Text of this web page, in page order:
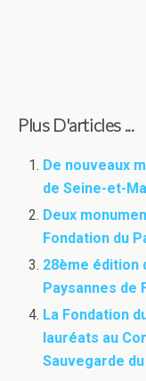
Plus D'articles ...
De nouveaux
de Seine-et-
Deux
Fondation du
28ème édition
Paysannes de
La Fondation
lauréats au
Sauvegarde